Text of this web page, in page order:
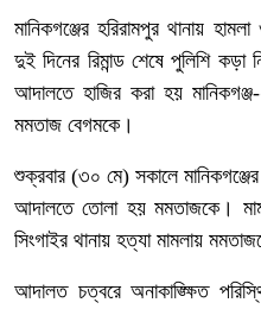
মানিকগঞ্জের হরিরামপুর থানায়
দুই দিনের রিমান্ড শেষে পুলিশি কড়া
আদালতে হাজির করা হয়
মমতাজ বেগমকে।
শুক্রবার (৩০ মে) সকালে
আদালতে তোলা হয় মমতাজকে।
সিংগাইর থানায় হত্যা মামলায়
আদালত চত্বরে অনাকাঙ্ক্ষিত